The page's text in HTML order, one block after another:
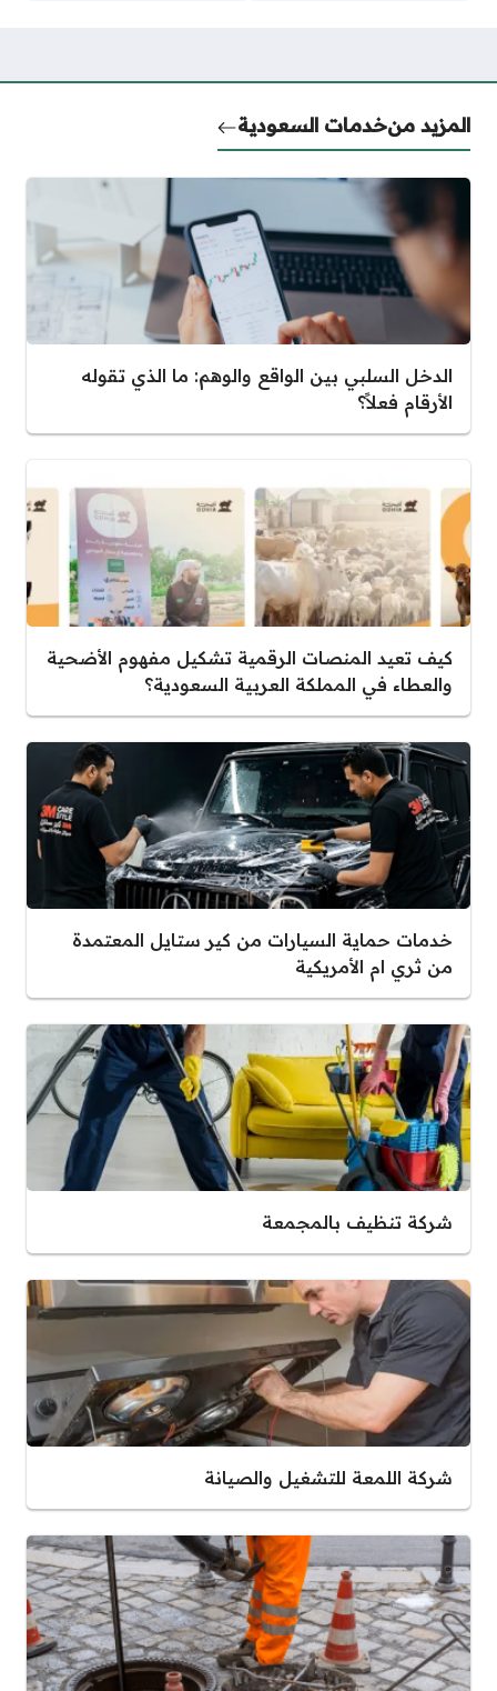
المزيد منخدمات السعودية
الدخل السلبي بين الواقع والوهم: ما الذي تقوله
الأرقام فعلاً؟
كيف تعيد المنصات الرقمية تشكيل مفهوم الأضحية
والعطاء في المملكة العربية السعودية؟
خدمات حماية السيارات من كير ستايل المعتمدة
من ثري ام الأمريكية
شركة تنظيف بالمجمعة
شركة اللمعة للتشغيل والصيانة